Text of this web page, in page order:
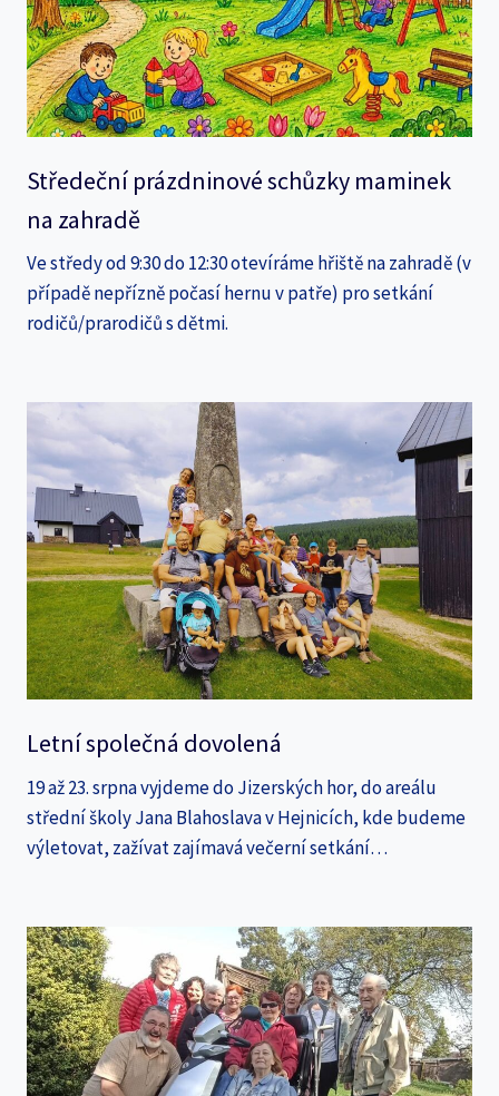
Středeční prázdninové schůzky maminek
na zahradě
Ve středy od 9:30 do 12:30 otevíráme hřiště na zahradě (v
případě nepřízně počasí hernu v patře) pro setkání
rodičů/prarodičů s dětmi.
Letní společná dovolená
19 až 23. srpna vyjdeme do Jizerských hor, do areálu
střední školy Jana Blahoslava v Hejnicích, kde budeme
výletovat, zažívat zajímavá večerní setkání…